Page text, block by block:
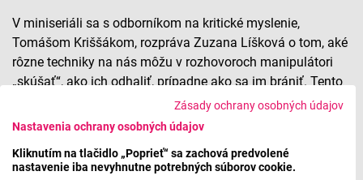
Zásady ochrany osobných údajov
Nastavenia ochrany osobných údajov
Kliknutím na tlačidlo „Poprieť“ sa zachová predvolené
nastavenie iba nevyhnutne potrebných súborov cookie.
V miniseriáli sa s odborníkom na kritické myslenie,
Tomášom Kriššákom, rozpráva Zuzana Líšková o tom, aké
rôzne techniky na nás môžu v rozhovoroch manipulátori
„skúšať“, ako ich odhaliť, prípadne ako sa im brániť. Tento
diel je zameraný na tie, ktoré kladú dôraz na peniaze.